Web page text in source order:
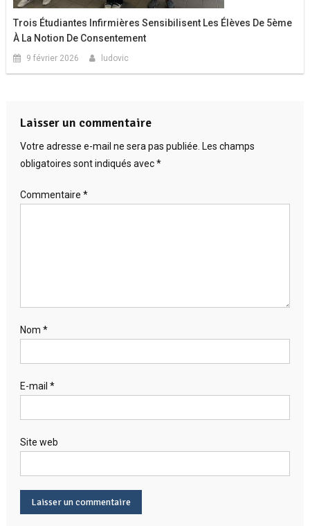
Trois Étudiantes Infirmières Sensibilisent Les Élèves De 5ème
À La Notion De Consentement
9 février 2026 ludovic
Laisser un commentaire
Votre adresse e-mail ne sera pas publiée. Les champs
obligatoires sont indiqués avec*
Commentaire *
Nom *
E-mail *
Site web